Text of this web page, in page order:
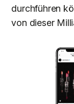
durchführen
von dieser